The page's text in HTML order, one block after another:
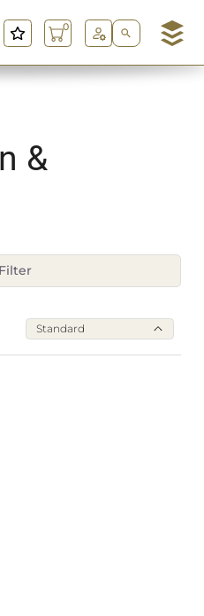
0
&
Filter
Standard